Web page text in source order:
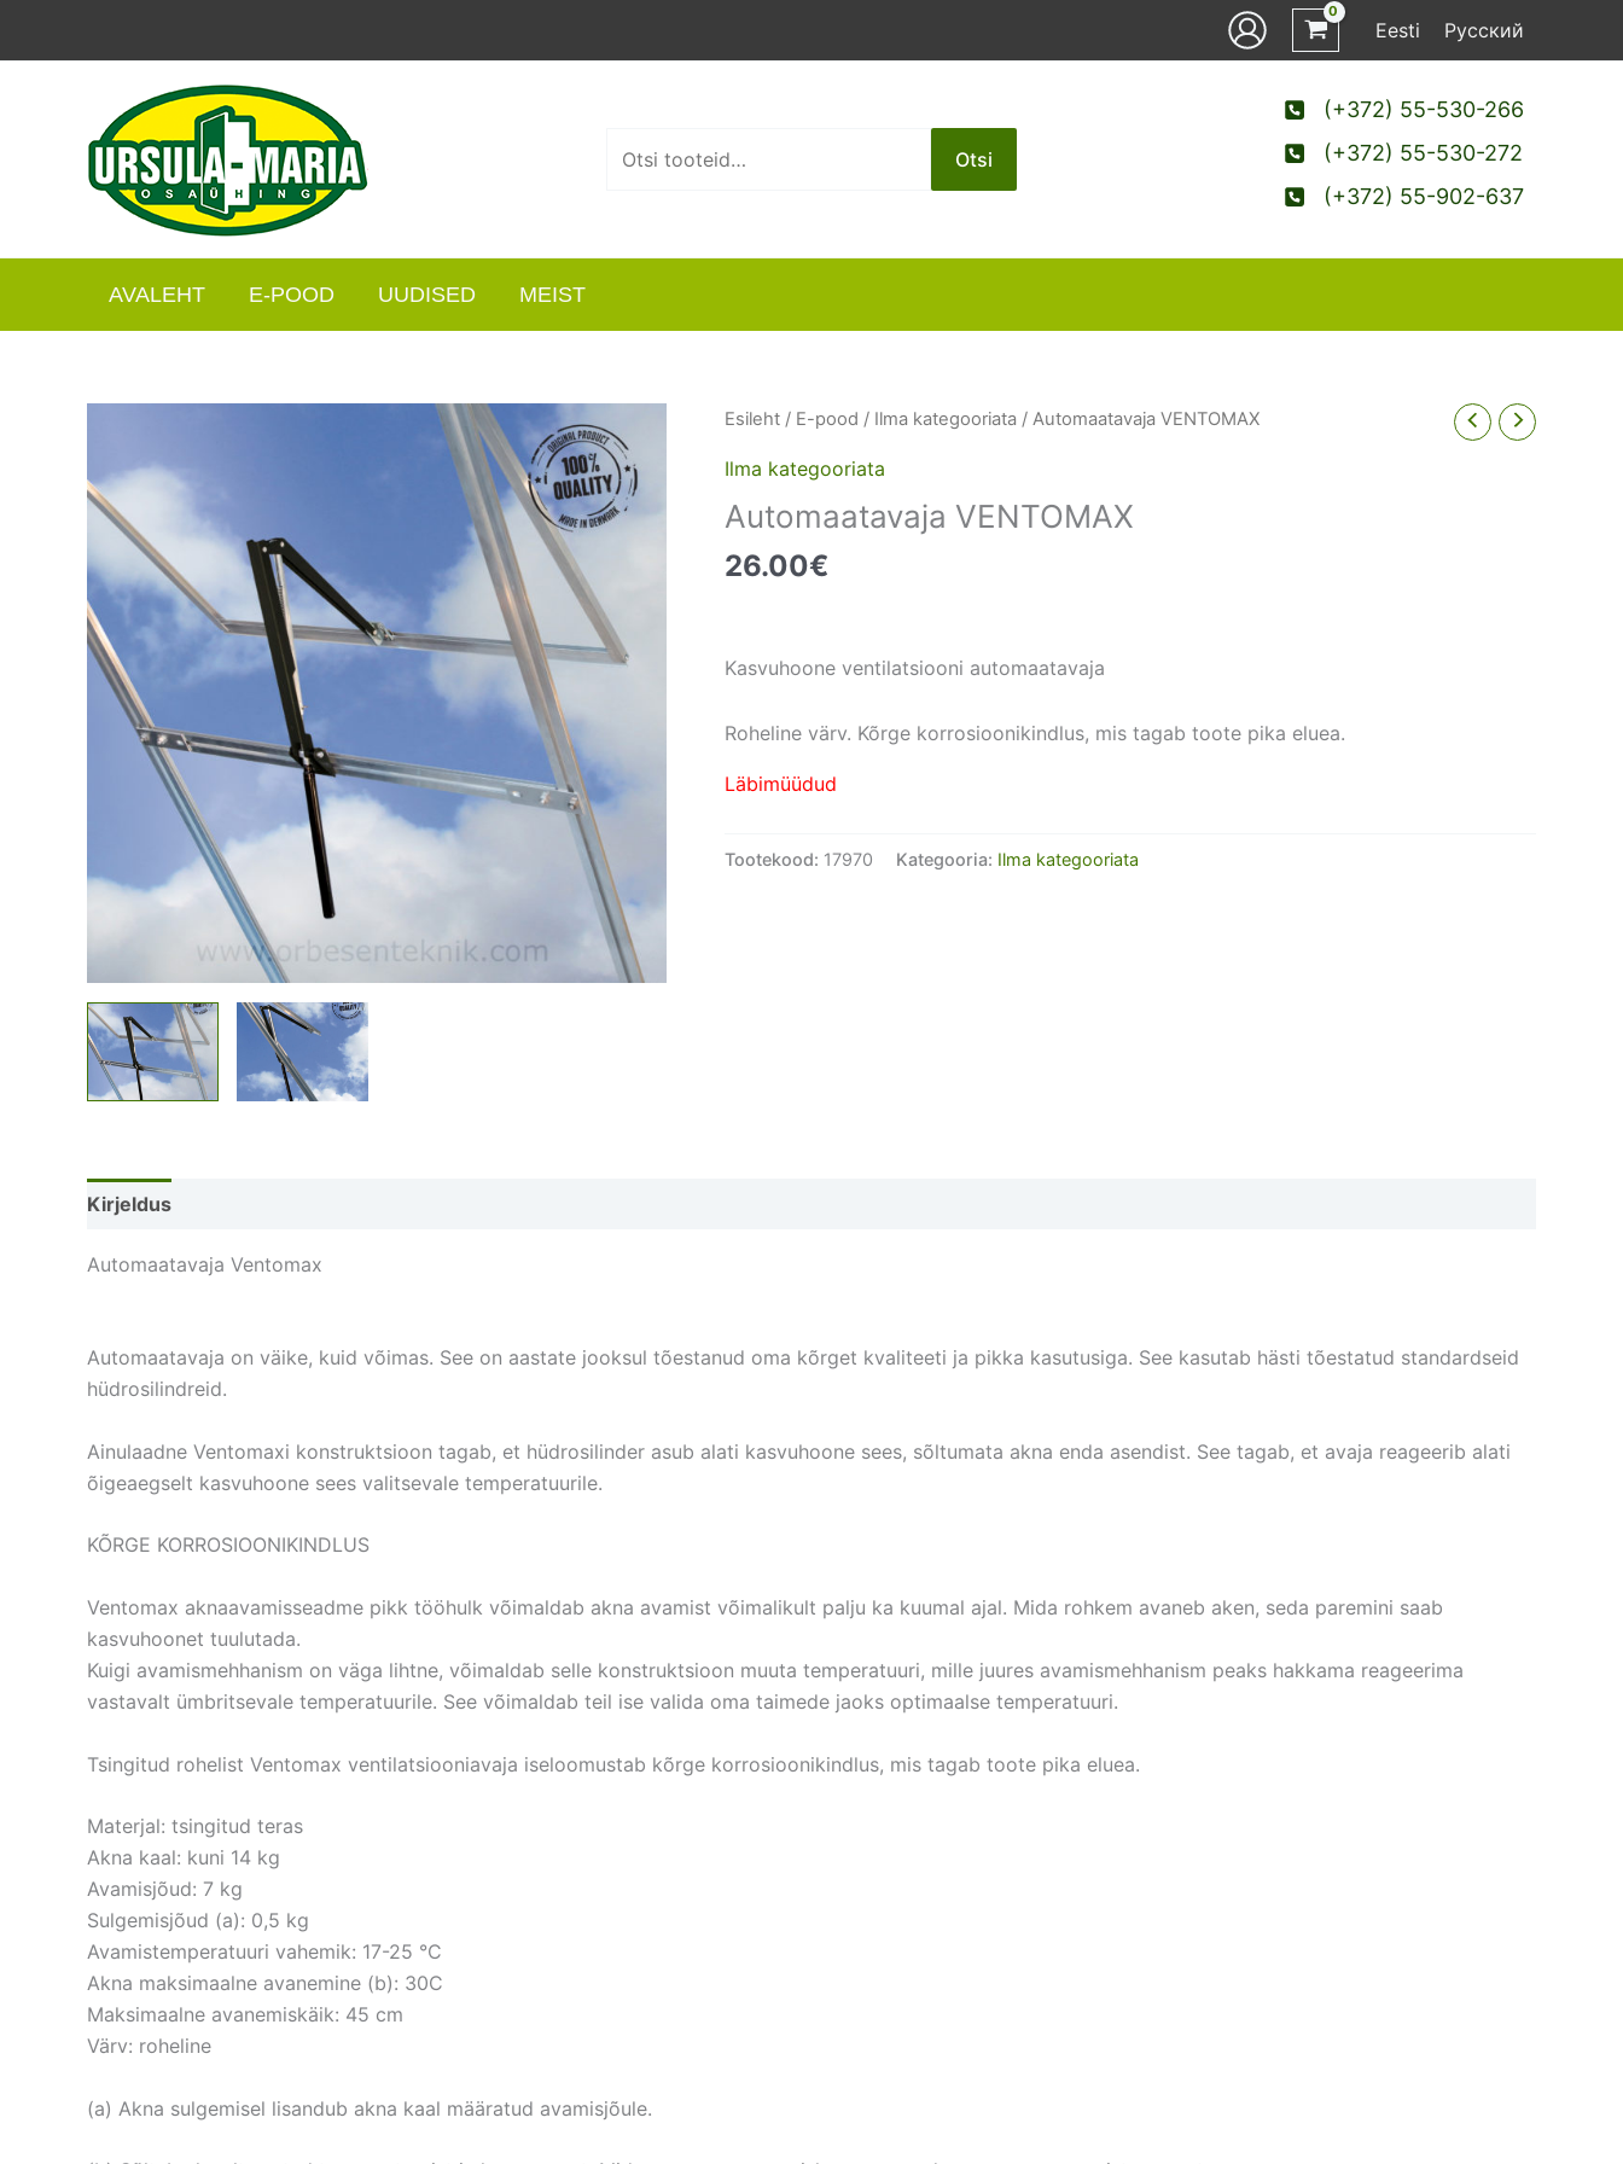
Eesti Русский
Otsi
(+372) 55-530-266
(+372) 55-530-272
(+372) 55-902-637
AVALEHT E-POOD UUDISED MEIST
Esileht / E-pood / Ilma kategooriata / Automaatavaja VENTOMAX
Ilma kategooriata
Automaatavaja VENTOMAX
26.00€
Kasvuhoone ventilatsiooni automaatavaja
Roheline värv. Kõrge korrosioonikindlus, mis tagab toote pika eluea.
Läbimüüdud
Tootekood: 17970 Kategooria: Ilma kategooriata
Kirjeldus
Automaatavaja Ventomax
Automaatavaja on väike, kuid võimas. See on aastate jooksul tõestanud oma kõrget kvaliteeti ja pikka kasutusiga. See kasutab hästi tõestatud standardseid
hüdrosilindreid.
Ainulaadne Ventomaxi konstruktsioon tagab, et hüdrosilinder asub alati kasvuhoone sees, sõltumata akna enda asendist. See tagab, et avaja reageerib alati
õigeaegselt kasvuhoone sees valitsevale temperatuurile.
KÕRGE KORROSIOONIKINDLUS
Ventomax aknaavamisseadme pikk tööhulk võimaldab akna avamist võimalikult palju ka kuumal ajal. Mida rohkem avaneb aken, seda paremini saab
kasvuhoonet tuulutada.
Kuigi avamismehhanism on väga lihtne, võimaldab selle konstruktsioon muuta temperatuuri, mille juures avamismehhanism peaks hakkama reageerima
vastavalt ümbritsevale temperatuurile. See võimaldab teil ise valida oma taimede jaoks optimaalse temperatuuri.
Tsingitud rohelist Ventomax ventilatsiooniavaja iseloomustab kõrge korrosioonikindlus, mis tagab toote pika eluea.
Materjal: tsingitud teras
Akna kaal: kuni 14 kg
Avamisjõud: 7 kg
Sulgemisjõud (a): 0,5 kg
Avamistemperatuuri vahemik: 17-25 °C
Akna maksimaalne avanemine (b): 30C
Maksimaalne avanemiskäik: 45 cm
Värv: roheline
(a) Akna sulgemisel lisandub akna kaal määratud avamisjõule.